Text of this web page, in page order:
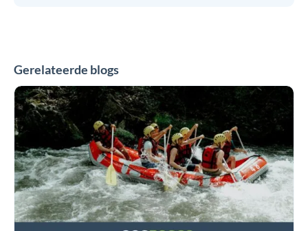
Gerelateerde blogs
Zee,
zwembad
zweet:
zo
blijft
uw
brace
fris
en
effectief
in